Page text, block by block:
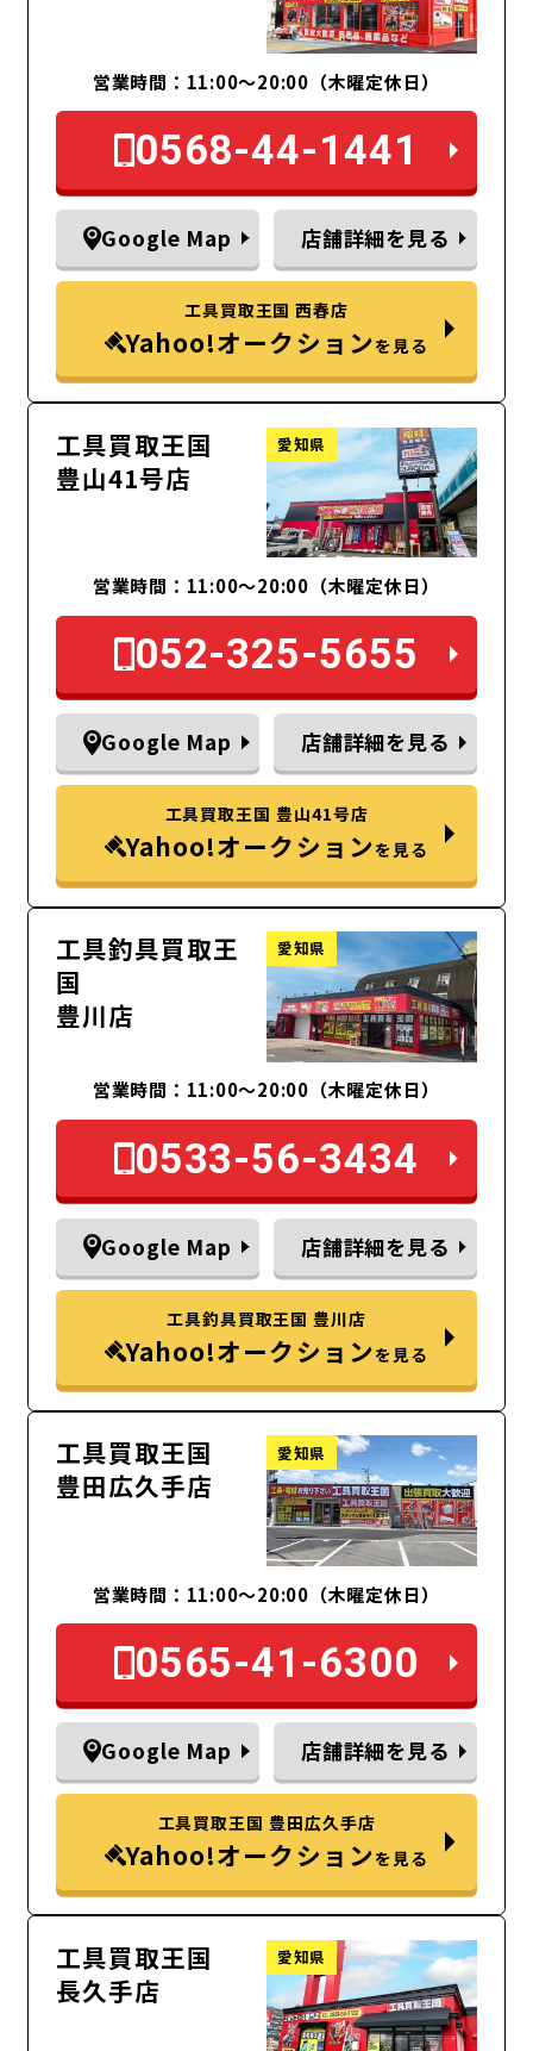
営業時間：11:00～20:00（木曜定休日）
0568-44-1441
Google Map 店舗詳細を見る
工具買取王国 西春店
Yahoo!オークションを見る
工具買取王国
豊山41号店
愛知県
営業時間：11:00～20:00（木曜定休日）
052-325-5655
Google Map 店舗詳細を見る
工具買取王国 豊山41号店
Yahoo!オークションを見る
工具釣具買取王
国
豊川店
愛知県
営業時間：11:00～20:00（木曜定休日）
0533-56-3434
Google Map 店舗詳細を見る
工具釣具買取王国 豊川店
Yahoo!オークションを見る
工具買取王国
豊田広久手店
愛知県
営業時間：11:00～20:00（木曜定休日）
0565-41-6300
Google Map 店舗詳細を見る
工具買取王国 豊田広久手店
Yahoo!オークションを見る
工具買取王国
長久手店
愛知県